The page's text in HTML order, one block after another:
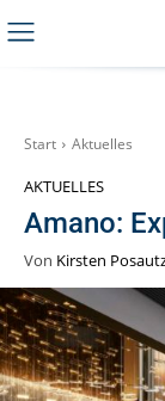
Start Aktuelles
AKTUELLES
Amano:
Von Kirsten